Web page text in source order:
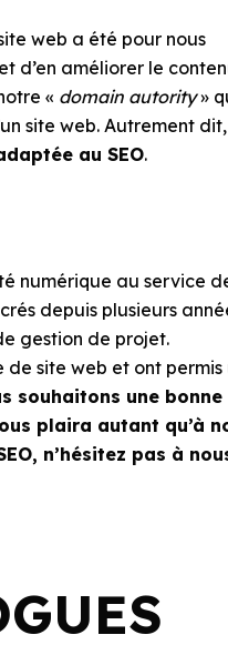
web a été pour nous
d’en améliorer le
« domain autority»
site web. Autrement
au SEO.
numérique au service
depuis plusieurs
gestion de projet.
site web et ont permis
souhaitons une bonne
plaira autant qu’à
n’hésitez pas à